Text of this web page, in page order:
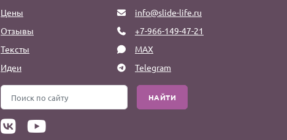
Цены
Отзывы
Тексты
Идеи
info@slide-life.ru
+7-966-149-47-21
MAX
Telegram
НАЙТИ